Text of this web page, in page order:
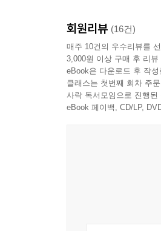
6장에서는 ‘실패는 성
7장에서는 투자 고수
마지막으로 부록에서
가이드하고 있다.
빌딩을 사랑하게 만들
- 김학렬(빠숑, 부동산
회원리뷰 (16건)
매주 10건의 우수리뷰를
3,000원 이상 구매 후 리뷰
eBook은 다운로드 후 작
클래스는 첫번째 회차 주
사락 독서모임으로 진행
eBook 페이백, CD/LP,